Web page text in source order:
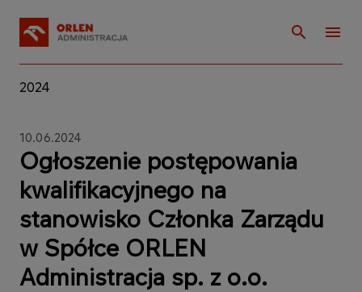
2024
10.06.2024
Ogłoszenie postępowania
kwalifikacyjnego na
stanowisko Członka Zarządu
w Spółce ORLEN
Administracja sp. z o.o.